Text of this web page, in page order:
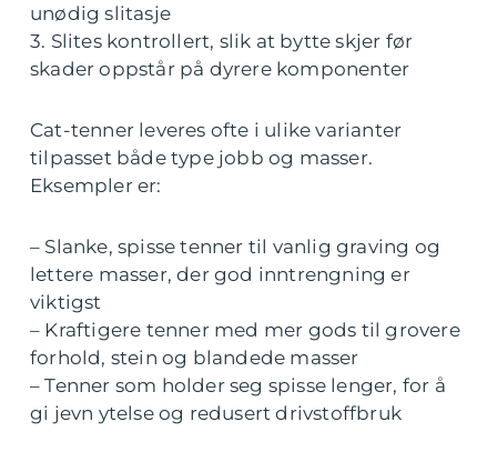
unødig slitasje
3. Slites kontrollert, slik at bytte skjer før
skader oppstår på dyrere komponenter
Cat-tenner leveres ofte i ulike varianter
tilpasset både type jobb og masser.
Eksempler er:
– Slanke, spisse tenner til vanlig graving og
lettere masser, der god inntrengning er
viktigst
– Kraftigere tenner med mer gods til grovere
forhold, stein og blandede masser
– Tenner som holder seg spisse lenger, for å
gi jevn ytelse og redusert drivstoffbruk